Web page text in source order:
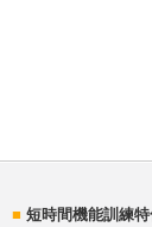
■ 短時間機能訓練